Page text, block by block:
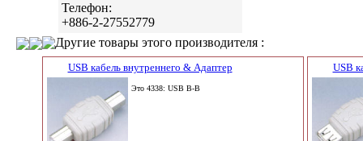
Телефон:
+886-2-27552779
Другие товары этого производителя :
USB кабель внутреннего & Адаптер
Это 4338: USB B-B
USB